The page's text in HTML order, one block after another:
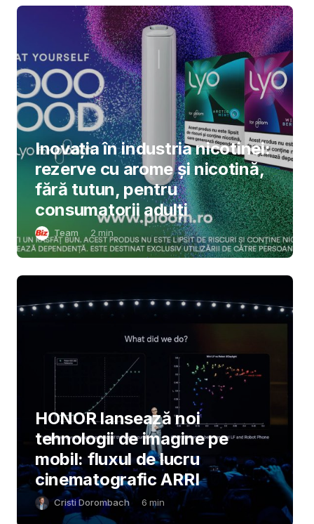
Inovația în industria nicotinei:
rezerve cu arome și nicotină,
fără tutun, pentru
consumatorii adulți
Team 2 min
HONOR lansează noi
tehnologii de imagine pe
mobil: fluxul de lucru
cinematografic ARRI
Cristi Dorombach 6 min